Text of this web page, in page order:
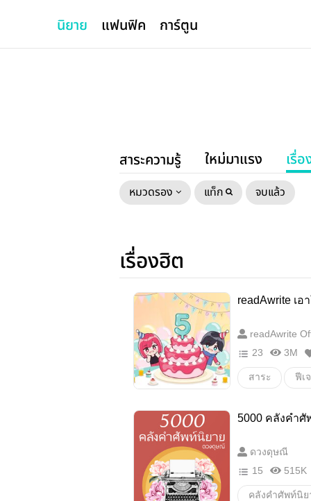
นิยาย แฟนฟิค การ์ตูน
สาระความรู้ ใหม่มาแรง เรื่
หมวดรอง แท็ก จบแล้ว
เรื่องฮิต
readAwrite เอ
readAwrite
23
3M
สาระ ฟีเ
5000 คลังคำศั
ดวงดุษณี
15
515K
คลังคำศัพท์นิย